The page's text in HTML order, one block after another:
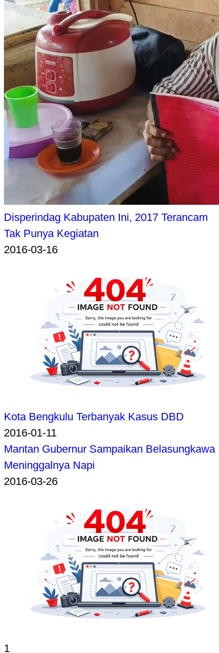
Disperindag Kabupaten Ini, 2017 Terancam
Tak Punya Kegiatan
2016-03-16
Kota Bengkulu Terbanyak Kasus DBD
2016-01-11
Mantan Gubernur Sampaikan Belasungkawa
Meninggalnya Napi
2016-03-26
1